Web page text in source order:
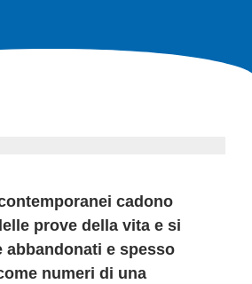
cadono
prove della vita e si
abbandonati e spesso
numeri di una